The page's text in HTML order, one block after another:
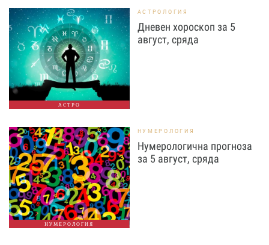
АСТРО
АСТРОЛОГИЯ
Дневен хороскоп за 5
август, сряда
НУМЕРОЛОГИЯ
НУМЕРОЛОГИЯ
Нумерологична прогноза
за 5 август, сряда